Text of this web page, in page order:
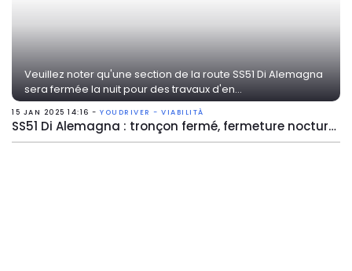
Veuillez noter qu'une section de la route SS51 Di Alemagna
sera fermée la nuit pour des travaux d'en...
15 JAN 2025 14:16 - YOUDRIVER - VIABILITÀ
SS51 Di Alemagna : tronçon fermé, fermeture nocturne en raison de travaux